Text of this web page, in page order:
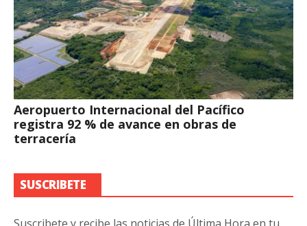
Aeropuerto Internacional del Pacífico
registra 92 % de avance en obras de
terracería
SUSCRIBETE
Suscribete y recibe las noticias de Última Hora en tu